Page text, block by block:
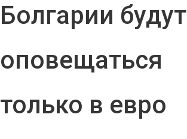
Болгарии будут
оповещаться
только в евро